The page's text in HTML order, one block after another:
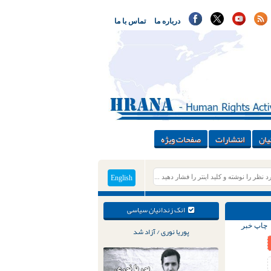
تماس با ما درباره ما
انتشارات صفحات ویژه
English
انک زندانیان سیاسی
پوریا نوری / آزاد شد
چاپ خبر